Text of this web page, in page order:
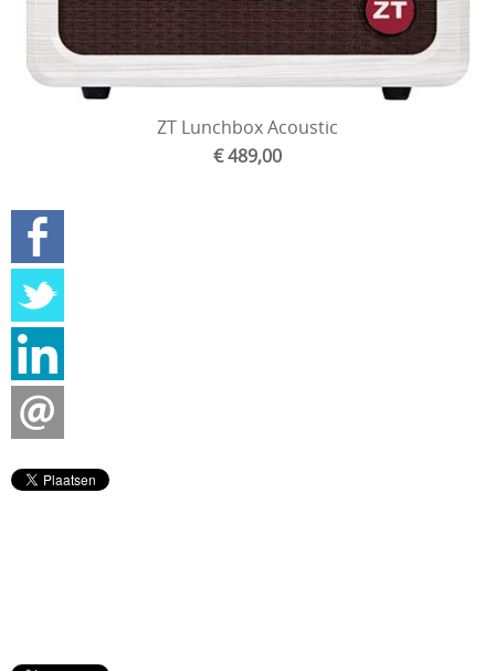
ZT Lunchbox Acoustic
€ 489,00